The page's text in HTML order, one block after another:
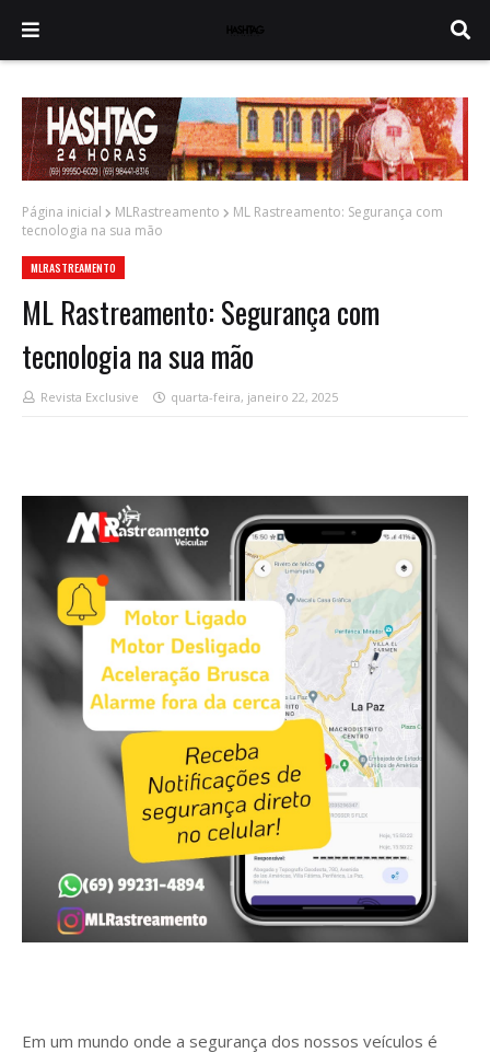
Página inicial MLRastreamento
ML Rastreamento: Segurança com
tecnologia na sua mão
MLRASTREAMENTO
ML Rastreamento: Segurança com
tecnologia na sua mão
Revista Exclusive quarta-feira, janeiro 22, 2025
Em um mundo onde a segurança dos nossos veículos é